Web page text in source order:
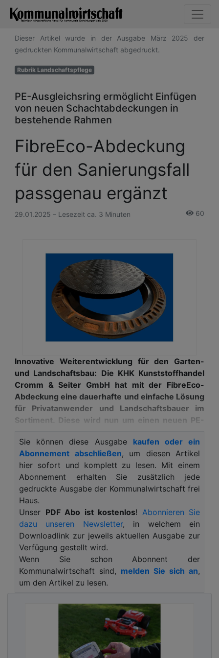
Dieser Artikel wurde in der Ausgabe März 2025 der
gedruckten Kommunalwirtschaft abgedruckt.
Rubrik Landschaftspflege
PE-Ausgleichsring ermöglicht Einfügen
von neuen Schachtabdeckungen in
bestehende Rahmen
FibreEco-Abdeckung
für den Sanierungsfall
passgenau ergänzt
29.01.2025 – Lesezeit ca. 3 Minuten 60
Innovative Weiterentwicklung für den Garten-
und Landschaftsbau: Die KHK Kunststoffhandel
Cromm & Seiter GmbH hat mit der FibreEco-
Abdeckung eine dauerhafte und einfache Lösung
für Privatanwender und Landschaftsbauer im
Sortiment. Diese wird nun um einen neuen PE-
Bedarfsfall den Austausch veralteter und
schwerer Deckel. Dabei bleiben bestehende
Beton-Guss-Rahmen erhalten. Der Ring gleicht
den Höhenunterschied zwischen Rahmen und
FibreEco-Abdeckung aus. Diese Kombination
ermöglicht eine ressourcenschonende
Modernisierung ohne den Austausch des
gesamten Rahmens. KHK schafft damit eine
leichte, umweltfreundliche Lösung und bietet
eine passgenaue, langlebige Option für private
und öffentliche Anwendungsfälle.
Ob für Inspektions- und Abwasserschächte,
Infrastruktur: Um diese zu schützen und zugleich
einen schnellen Zugang zu ermöglichen, werden
Schachtabdeckungen auch auf Privatgrundstücken
und im Rahmen des Garten- und Landschaftsbaus
eingesetzt. Ein schonender Umgang mit
Sie können diese Ausgabe kaufen oder ein
Abonnement abschließen, um diesen Artikel
hier sofort und komplett zu lesen. Mit einem
Abonnement erhalten Sie zusätzlich jede
gedruckte Ausgabe der Kommunalwirtschaft frei
Haus.
Unser PDF Abo ist kostenlos! Abonnieren Sie
dazu unseren Newsletter, in welchem ein
Downloadlink zur jeweils aktuellen Ausgabe zur
Verfügung gestellt wird.
Wenn Sie schon Abonnent der
Kommunalwirtschaft sind, melden Sie sich an,
um den Artikel zu lesen.